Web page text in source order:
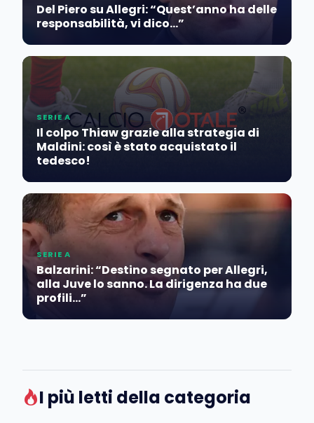
Del Piero su Allegri: “Quest’anno ha delle
responsabilità, vi dico…”
SERIE A
Il colpo Thiaw grazie alla strategia di
Maldini: così è stato acquistato il
tedesco!
SERIE A
Balzarini: “Destino segnato per Allegri,
alla Juve lo sanno. La dirigenza ha due
profili…”
I più letti della categoria